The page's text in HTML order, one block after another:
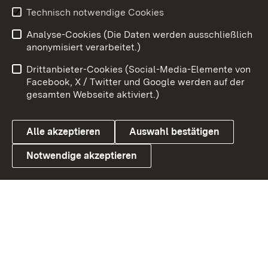
Youtube
Link zum Landesportal
Benutzungshinweise
Barrierefreiheit
Datenschutz
Cookies
Technisch notwendige Cookies
Analyse-Cookies (Die Daten werden ausschließlich
anonymisiert verarbeitet.)
Drittanbieter-Cookies (Social-Media-Elemente von
Facebook, X / Twitter und Google werden auf der
gesamten Webseite aktiviert.)
Alle akzeptieren Auswahl bestätigen
Notwendige akzeptieren